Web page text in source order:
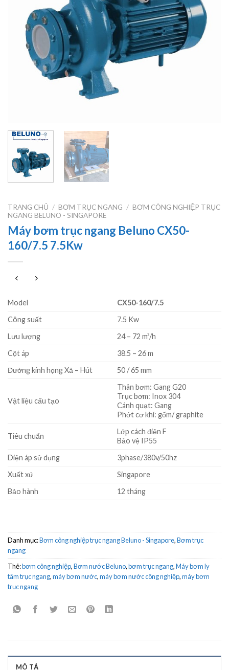
TRANG CHỦ / BƠM TRỤC NGANG / BƠM CÔNG NGHIỆP TRỤC
NGANG BELUNO - SINGAPORE
Máy bơm trục ngang Beluno CX50-
160/7.5 7.5Kw
Model
CX50-160/7.5
Công suất
7.5 Kw
Lưu lượng
24 – 72 m³/h
Cột áp
38.5 – 26 m
Đường kính họng Xả – Hút
50 / 65 mm
Vật liệu cấu tạo
Thân bơm: Gang G20
Trục bơm: Inox 304
Cánh quạt: Gang
Phớt cơ khí: gốm/ graphite
Tiêu chuẩn
Lớp cách điện F
Bảo vệ IP55
Diện áp sử dụng
3phase/380v/50hz
Xuất xứ
Singapore
Bảo hành
12 tháng
Danh mục:Bơm công nghiệp trục ngang Beluno - Singapore,Bơm trục
ngang
Thẻ:bơm công nghiệp,Bơm nước Beluno,bơm trục ngang,Máy bơm ly
tâm trục ngang,máy bơm nước,máy bơm nước công nghiệp,máy bơm
trục ngang
MÔ TẢ